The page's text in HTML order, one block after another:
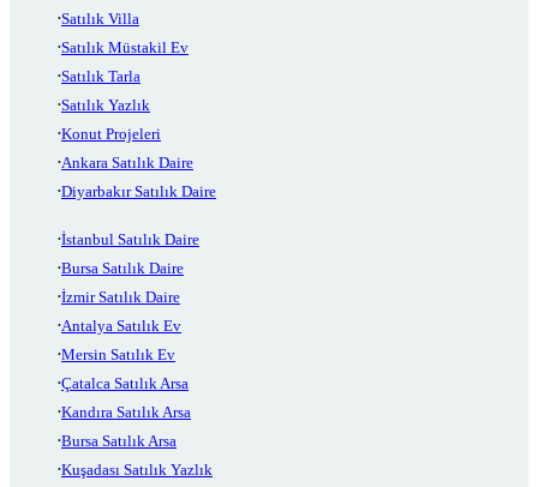
Satılık Villa
Satılık Müstakil Ev
Satılık Tarla
Satılık Yazlık
Konut Projeleri
Ankara Satılık Daire
Diyarbakır Satılık Daire
İstanbul Satılık Daire
Bursa Satılık Daire
İzmir Satılık Daire
Antalya Satılık Ev
Mersin Satılık Ev
Çatalca Satılık Arsa
Kandıra Satılık Arsa
Bursa Satılık Arsa
Kuşadası Satılık Yazlık